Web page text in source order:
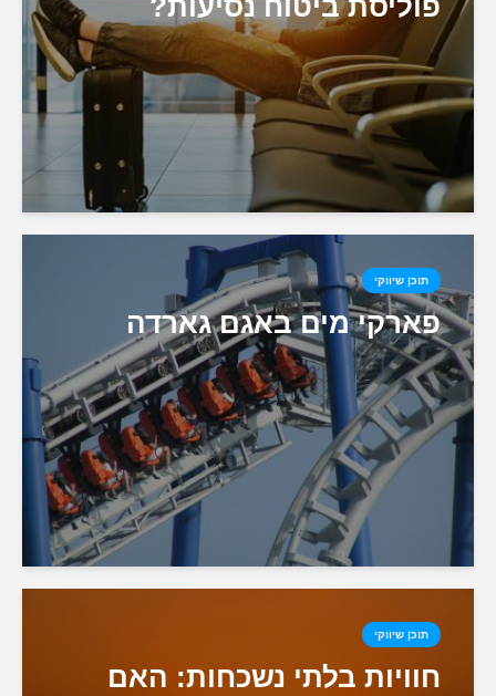
תוכן שיווקי
פארקי מים באגם גארדה
תוכן שיווקי
חוויות בלתי נשכחות: האם